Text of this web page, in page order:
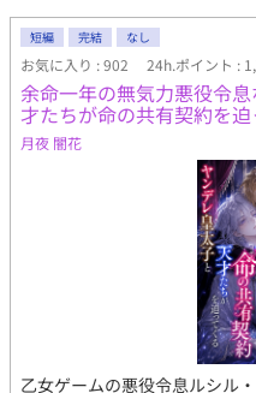
て……？ これは秘密を抱えた次
切れた元王子のお話です。 嫌
現在【第13回BL大賞】にエン
お気に召しましたら、ブクマ
さると嬉しいです！
短編 完結 なし
お気に入り : 902 24h.ポイント :
余命一年の無気力悪役令
才たちが命の共有契約を迫
月夜 闇花
乙女ゲームの悪役令息ルシル